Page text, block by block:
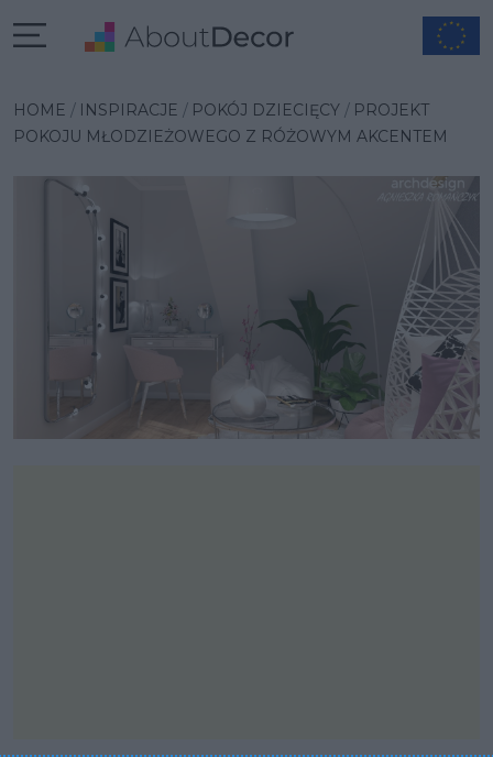
HOME INSPIRACJE POKÓJ DZIECIĘCY
PROJEKT
POKOJU MŁODZIEŻOWEGO Z RÓŻOWYM AKCENTEM